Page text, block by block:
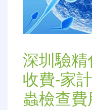
深圳驗
收費-家
蟲檢查費